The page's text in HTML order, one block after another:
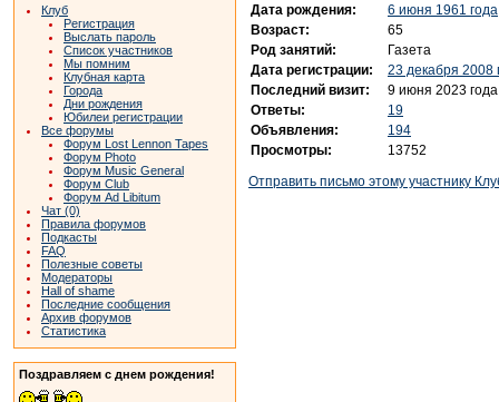
Клуб
Регистрация
Выслать пароль
Список участников
Мы помним
Клубная карта
Города
Дни рождения
Юбилеи регистрации
Все форумы
Форум Lost Lennon Tapes
Форум Photo
Форум Music General
Форум Club
Форум Ad Libitum
Чат (0)
Правила форумов
Подкасты
FAQ
Полезные советы
Модераторы
Hall of shame
Последние сообщения
Архив форумов
Статистика
Поздравляем с днем рождения!
Дата рождения:
6 июня 1961 года
Возраст:
65
Род занятий:
Газета
Дата регистрации:
23 декабря 2008
Последний визит:
9 июня 2023 года
Ответы:
19
Объявления:
194
Просмотры:
13752
Отправить письмо этому участнику